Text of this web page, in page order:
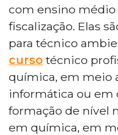
com ensino médio
fiscalização. Elas
para técnico
curso técnico
química, em meio
informática ou em
formação de nível
em química, em